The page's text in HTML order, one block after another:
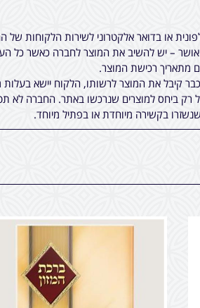
או בדואר אלקטרוני לשירות הלקוחות
– יש להשיב את המוצר לחברה כאשר כל
קיבל את המוצר לרשותו, הלקוח יישא
רק ביחס למוצרים שנרכשו באתר. החברה לא
בקשירה מיוחדת או בפתיל מיוחד.